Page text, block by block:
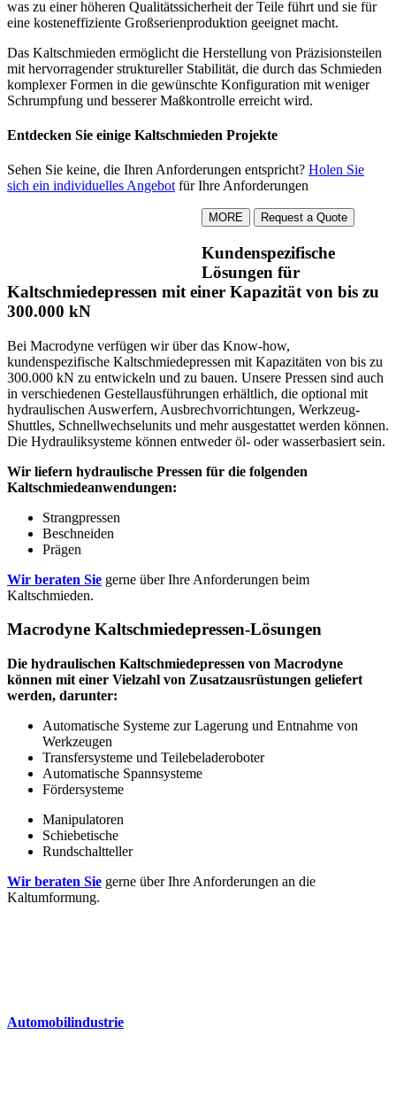
was zu einer höheren Qualitätssicherheit der Teile führt und sie für
eine kosteneffiziente Großserienproduktion geeignet macht.
Das Kaltschmieden ermöglicht die Herstellung von Präzisionsteilen
mit hervorragender struktureller Stabilität, die durch das Schmieden
komplexer Formen in die gewünschte Konfiguration mit weniger
Schrumpfung und besserer Maßkontrolle erreicht wird.
Entdecken Sie einige Kaltschmieden Projekte
Sehen Sie keine, die Ihren Anforderungen entspricht? Holen Sie
sich ein individuelles Angebot für Ihre Anforderungen
MORE
Kundenspezifische
Lösungen für
Kaltschmiedepressen mit einer Kapazität von bis zu
300.000 kN
Bei Macrodyne verfügen wir über das Know-how,
kundenspezifische Kaltschmiedepressen mit Kapazitäten von bis zu
300.000 kN zu entwickeln und zu bauen. Unsere Pressen sind auch
in verschiedenen Gestellausführungen erhältlich, die optional mit
hydraulischen Auswerfern, Ausbrechvorrichtungen, Werkzeug-
Shuttles, Schnellwechselunits und mehr ausgestattet werden können.
Die Hydrauliksysteme können entweder öl- oder wasserbasiert sein.
Wir liefern hydraulische Pressen für die folgenden
Kaltschmiedeanwendungen:
Strangpressen
Beschneiden
Prägen
Wir beraten Sie gerne über Ihre Anforderungen beim
Kaltschmieden.
Macrodyne Kaltschmiedepressen-Lösungen
Die hydraulischen Kaltschmiedepressen von Macrodyne
können mit einer Vielzahl von Zusatzausrüstungen geliefert
werden, darunter:
Automatische Systeme zur Lagerung und Entnahme von
Werkzeugen
Transfersysteme und Teilebeladeroboter
Automatische Spannsysteme
Fördersysteme
Manipulatoren
Schiebetische
Rundschaltteller
Wir beraten Sie gerne über Ihre Anforderungen an die
Kaltumformung.
Automobilindustrie